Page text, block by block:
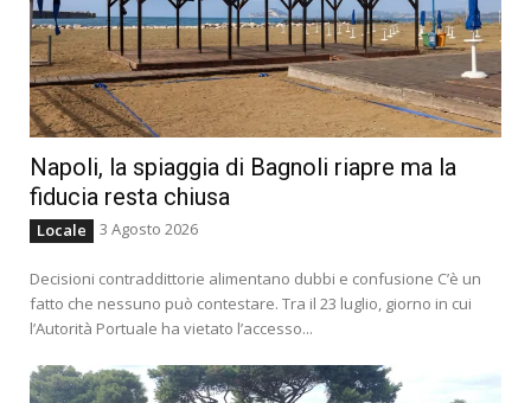
Napoli, la spiaggia di Bagnoli riapre ma la
fiducia resta chiusa
Locale 3 Agosto 2026
Decisioni contraddittorie alimentano dubbi e confusione C’è un
fatto che nessuno può contestare. Tra il 23 luglio, giorno in cui
l’Autorità Portuale ha vietato l’accesso...